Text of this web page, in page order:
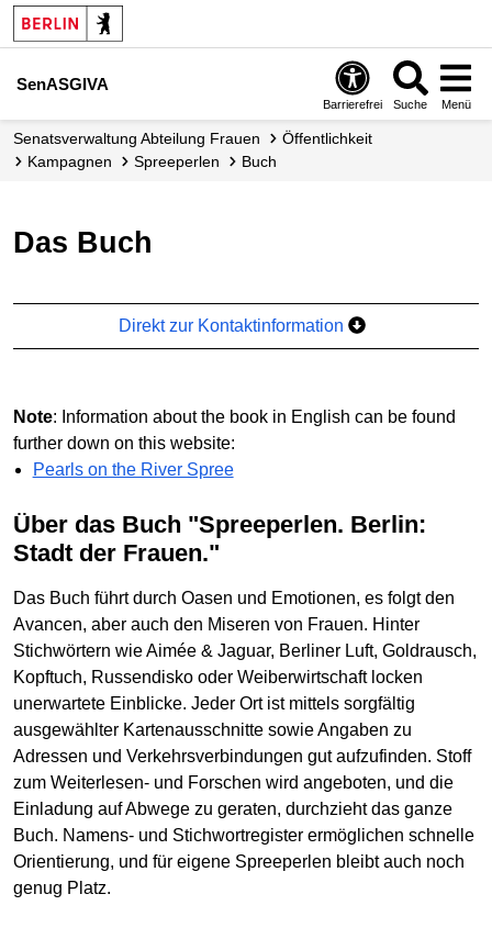
SenASGIVA
Barrierefrei Suche Menü
Senats­verwaltung Abteilung Frauen
Öffentlichkeit
Kampagnen
Spreeperlen Buch
Das Buch
Direkt zur Kontaktinformation
Note: Information about the book in English can be found
further down on this website:
Pearls on the River Spree
Über das Buch "Spreeperlen. Berlin:
Stadt der Frauen."
Das Buch führt durch Oasen und Emotionen, es folgt den
Avancen, aber auch den Miseren von Frauen. Hinter
Stichwörtern wie Aimée & Jaguar, Berliner Luft, Goldrausch,
Kopftuch, Russendisko oder Weiberwirtschaft locken
unerwartete Einblicke. Jeder Ort ist mittels sorgfältig
ausgewählter Kartenausschnitte sowie Angaben zu
Adressen und Verkehrsverbindungen gut aufzufinden. Stoff
zum Weiterlesen- und Forschen wird angeboten, und die
Einladung auf Abwege zu geraten, durchzieht das ganze
Buch. Namens- und Stichwortregister ermöglichen schnelle
Orientierung, und für eigene Spreeperlen bleibt auch noch
genug Platz.